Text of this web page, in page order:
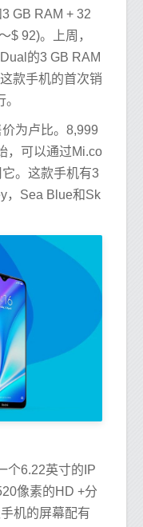
GB RAM + 32
$ 92)。上周，
的3 GB RAM
款手机的首次销
为卢比。8,999
，可以通过Mi.co
。这款手机有3
，Sea Blue和Sk
个6.22英寸的IP
像素的HD +分
机的屏幕配有